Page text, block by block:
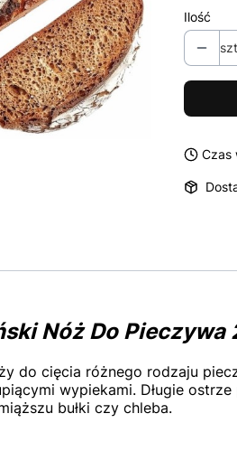
Ilość
Czas
Nóż Do Pieczywa
do cięcia różnego rodzaju
wypiekami. Długie
bułki czy chleba.